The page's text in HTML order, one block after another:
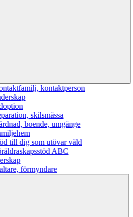
kontaktperson
skilsmässa
boende, umgänge
till dig som utövar våld
ABC
förmyndare